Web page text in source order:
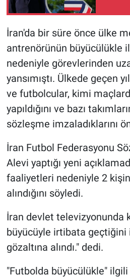
İran'da bir süre önce ülke
antrenörünün büyücülükle
nedeniyle görevlerinden
yansımıştı. Ülkede geçen
ve futbolcular, kimi
yapıldığını ve bazı
sözleşme imzaladıklarını
İran Futbol Federasyonu
Alevi yaptığı yeni
faaliyetleri nedeniyle 2
alındığını söyledi.
İran devlet televizyonunda
büyücüyle irtibata geçtiğini
gözaltına alındı." dedi.
"Futbolda büyücülükle"
Günün görüntüsü
Haber
İlan
Kimdir
Koronavirüs
Ne demişti
Nedir
Popüler
Programlar
Sağlık